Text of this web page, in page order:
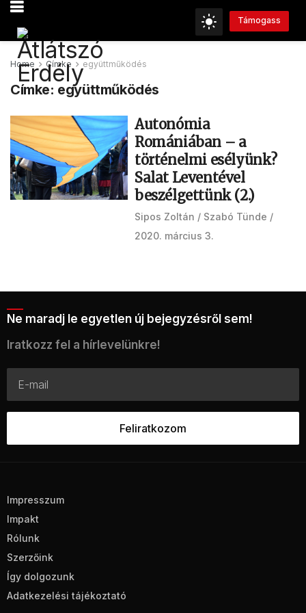
Támogass
Home Címke együttműködés
Címke: együttműködés
Autonómia
Romániában – a
történelmi esélyünk?
Salat Leventével
beszélgettünk (2.)
Sipos Zoltán
Szabó Tünde
2020. március 3.
Ne maradj le egyetlen új bejegyzésről sem!
Iratkozz fel a hírlevelünkre!
Impresszum
Impakt
Rólunk
Szerzőink
Így dolgozunk
Adatkezelési tájékoztató